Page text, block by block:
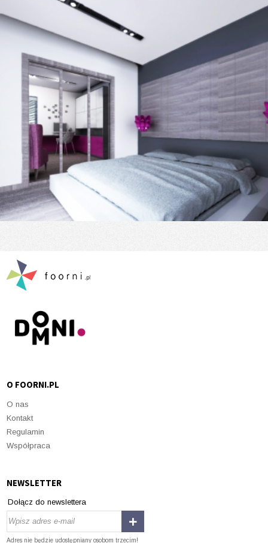
O FOORNI.PL
O nas
Kontakt
Regulamin
Współpraca
NEWSLETTER
Dołącz do newslettera
Adres nie będzie udostępniany osobom trzecim!